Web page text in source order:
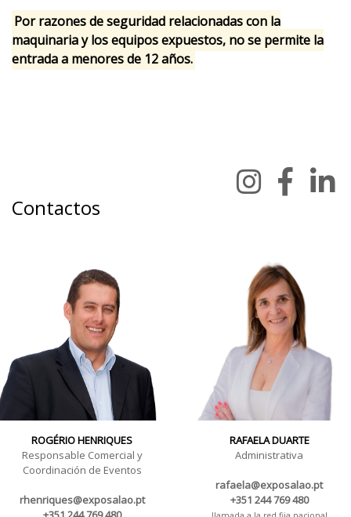
Por razones de seguridad relacionadas con la
maquinaria y los equipos expuestos, no se permite la
entrada a menores de 12 años.
Contactos
ROGÉRIO HENRIQUES
Responsable Comercial y
Coordinación de Eventos
rhenriques@exposalao.pt
RAFAELA DUARTE
Administrativa
rafaela@exposalao.pt
+351 244 769 480